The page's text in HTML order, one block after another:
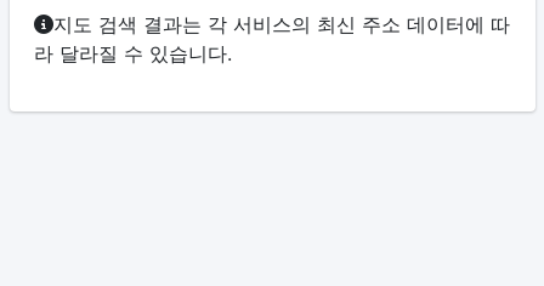
지도 검색 결과는 각 서비스의 최신 주소 데이터에 따
라 달라질 수 있습니다.